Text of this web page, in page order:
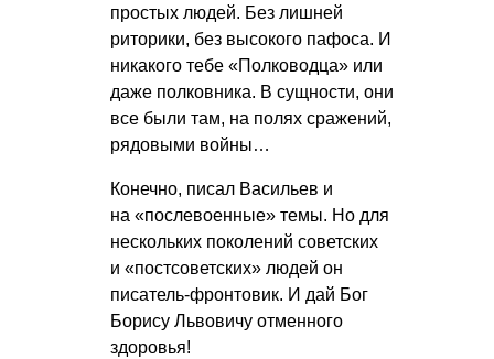
простых людей. Без лишней
риторики, без высокого пафоса. И
никакого тебе «Полководца» или
даже полковника. В сущности, они
все были там, на полях сражений,
рядовыми войны…
Конечно, писал Васильев и
на «послевоенные» темы. Но для
нескольких поколений советских
и «постсоветских» людей он
писатель-фронтовик. И дай Бог
Борису Львовичу отменного
здоровья!